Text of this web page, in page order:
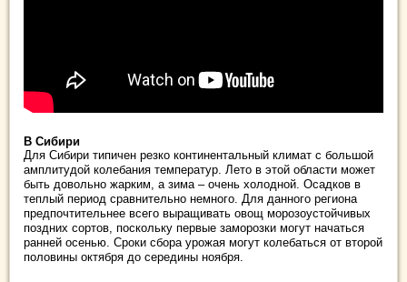
В Сибири
Для Сибири типичен резко континентальный климат с большой
амплитудой колебания температур. Лето в этой области может
быть довольно жарким, а зима – очень холодной. Осадков в
теплый период сравнительно немного. Для данного региона
предпочтительнее всего выращивать овощ морозоустойчивых
поздних сортов, поскольку первые заморозки могут начаться
ранней осенью. Сроки сбора урожая могут колебаться от второй
половины октября до середины ноября.